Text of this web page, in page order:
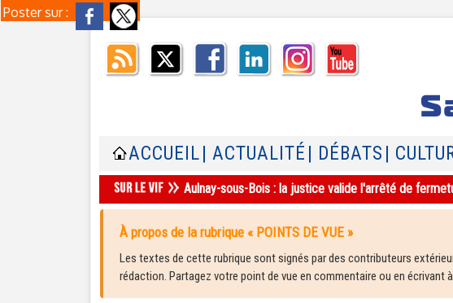
Poster sur :
ACCUEIL | ACTUALITÉ | DÉBATS |
Aulnay-sous-Bois : la justice valide l'arrêté de
À propos de la rubrique « POINTS DE VUE »
Les textes de cette rubrique sont signés par des contributeurs
rédaction. Partagez votre point de vue en commentaire ou en écrivant